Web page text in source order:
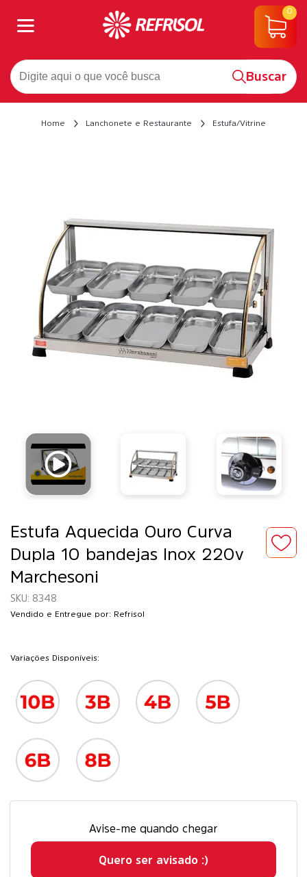
Buscar
0
Home Lanchonete e Restaurante Estufa/Vitrine
Estufa Aquecida Ouro Curva
Dupla 10 bandejas Inox 220v
Marchesoni
8348
Vendido e Entregue por: Refrisol
Variações Disponíveis:
Avise-me quando chegar
Quero ser avisado :)